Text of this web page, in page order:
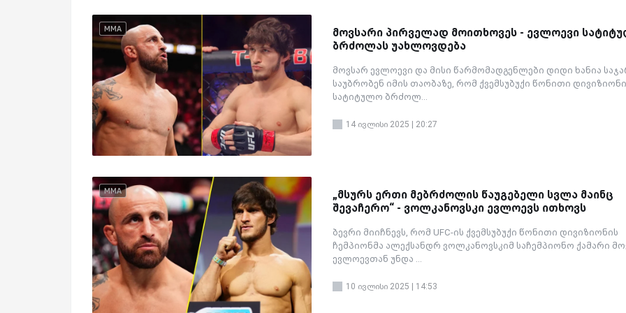
MMA
მოვსარი პირველად მოითხოვეს - ევლოევი
ბრძოლას უახლოვდება
მოვსარ ევლოევი და მისი წარმომადგენლები დიდი ხანია
საუბრობენ იმის თაობაზე, რომ ქვემსუბუქი წონითი
სატიტულო ბრძოლ...
14 ივლისი 2025 | 20:27
MMA
„მსურს ერთი მებრძოლის წაუგებელი სვლა მაინც
შევაჩერო“ - ვოლკანოვსკი ევლოევს ითხოვს
ბევრი მიიჩნევს, რომ UFC-ის ქვემსუბუქი წონითი დივიზიონის
ჩემპიონმა ალექსანდრ ვოლკანოვსკიმ საჩემპიონო ქამარი
ევლოევთან უნდა ...
10 ივლისი 2025 | 14:53